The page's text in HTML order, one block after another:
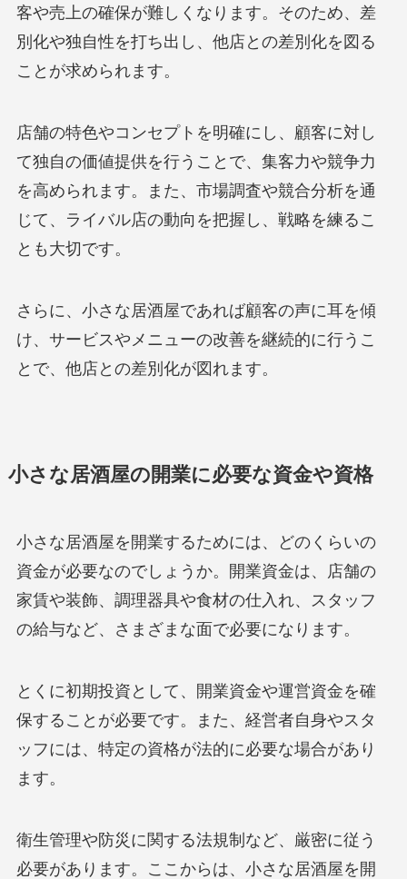
客や売上の確保が難しくなります。そのため、差
別化や独自性を打ち出し、他店との差別化を図る
ことが求められます。
店舗の特色やコンセプトを明確にし、顧客に対し
て独自の価値提供を行うことで、集客力や競争力
を高められます。また、市場調査や競合分析を通
じて、ライバル店の動向を把握し、戦略を練るこ
とも大切です。
さらに、小さな居酒屋であれば顧客の声に耳を傾
け、サービスやメニューの改善を継続的に行うこ
とで、他店との差別化が図れます。
小さな居酒屋の開業に必要な資金や資格
小さな居酒屋を開業するためには、どのくらいの
資金が必要なのでしょうか。開業資金は、店舗の
家賃や装飾、調理器具や食材の仕入れ、スタッフ
の給与など、さまざまな面で必要になります。
とくに初期投資として、開業資金や運営資金を確
保することが必要です。また、経営者自身やスタ
ッフには、特定の資格が法的に必要な場合があり
ます。
衛生管理や防災に関する法規制など、厳密に従う
必要があります。ここからは、小さな居酒屋を開